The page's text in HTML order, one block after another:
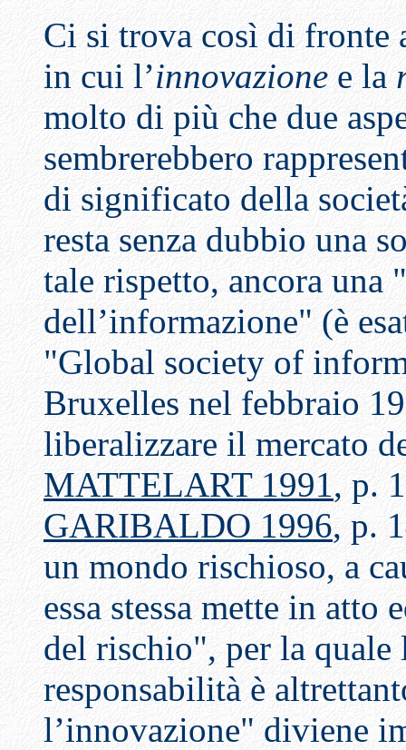
Ci si trova così di fronte
in cui l’innovazione e la
molto di più che due
sembrerebbero
di significato della
resta senza dubbio una
tale rispetto, ancora una
dell’informazione" (è
"Global society of
Bruxelles nel febbraio
liberalizzare il mercato
MATTELART 1991, p.
GARIBALDO 1996, p.
un mondo rischioso, a
essa stessa mette in atto
del rischio", per la quale
responsabilità è
l’innovazione" diviene